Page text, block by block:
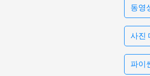
동영
사진
파이